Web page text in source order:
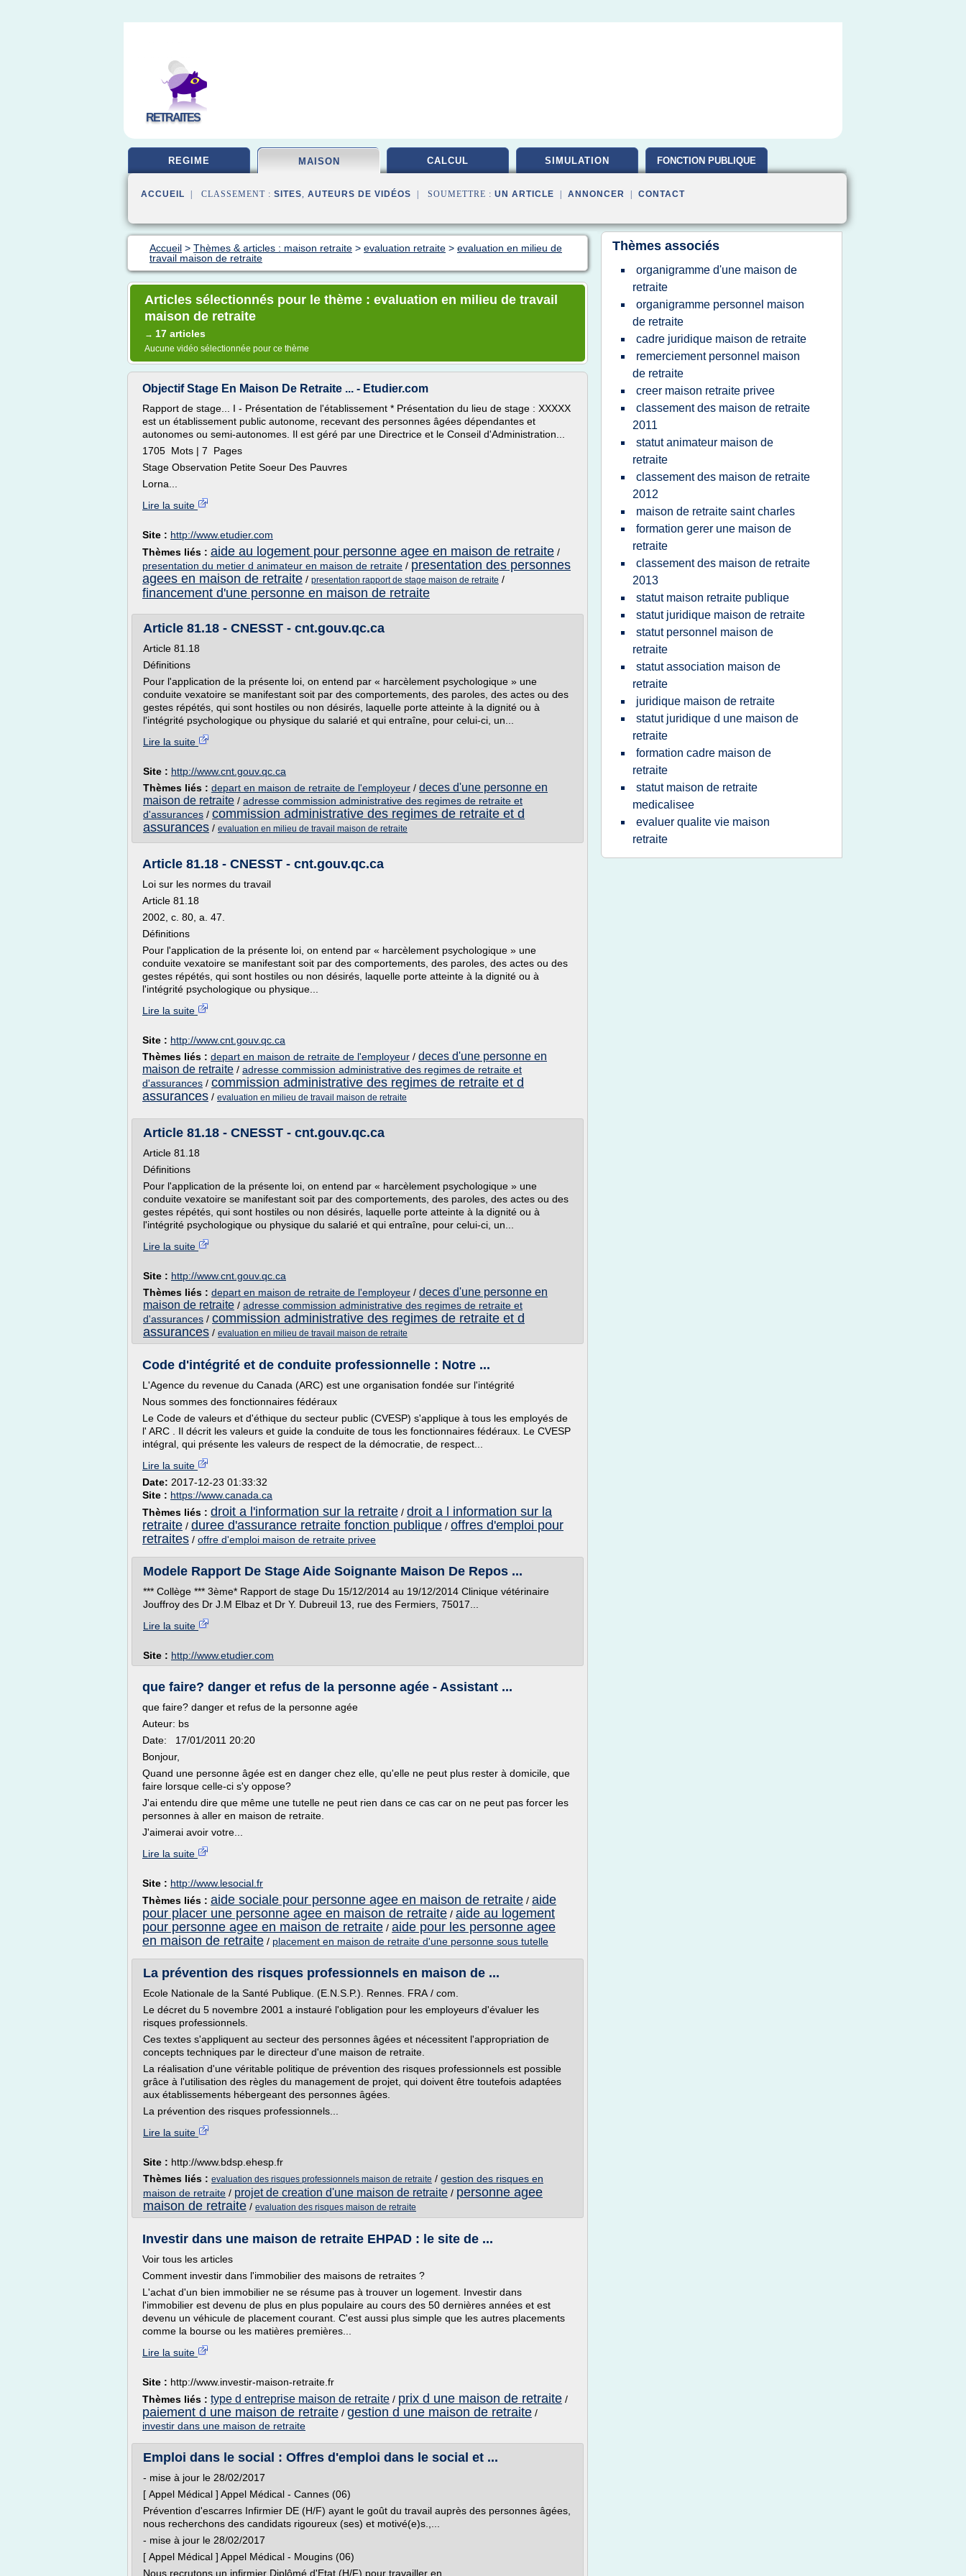
RETRAITES
REGIME MAISON CALCUL SIMULATION FONCTION PUBLIQUE
ACCUEIL | CLASSEMENT : SITES, AUTEURS DE VIDÉOS | SOUMETTRE : UN ARTICLE ANNONCER CONTACT
Accueil > Thèmes & articles : maison retraite > evaluation retraite > evaluation en milieu de
travail maison de retraite
Articles sélectionnés pour le thème : evaluation en milieu de travail
maison de retraite
→ 17 articles
Aucune vidéo sélectionnée pour ce thème
Objectif Stage En Maison De Retraite ... - Etudier.com
Rapport de stage... I - Présentation de l'établissement * Présentation du lieu de stage : XXXXX
est un établissement public autonome, recevant des personnes âgées dépendantes et
autonomes ou semi-autonomes. Il est géré par une Directrice et le Conseil d'Administration...
1705 Mots | 7 Pages
Stage Observation Petite Soeur Des Pauvres
Lorna...
Lire la suite
Site : http://www.etudier.com
Thèmes liés : aide au logement pour personne agee en maison de retraite /
presentation du metier d animateur en maison de retraite / presentation des personnes
agees en maison de retraite / presentation rapport de stage maison de retraite /
financement d'une personne en maison de retraite
Article 81.18 - CNESST - cnt.gouv.qc.ca
Article 81.18
Définitions
Pour l'application de la présente loi, on entend par « harcèlement psychologique » une
conduite vexatoire se manifestant soit par des comportements, des paroles, des actes ou des
gestes répétés, qui sont hostiles ou non désirés, laquelle porte atteinte à la dignité ou à
l'intégrité psychologique ou physique du salarié et qui entraîne, pour celui-ci, un...
Lire la suite
Site : http://www.cnt.gouv.qc.ca
Thèmes liés : depart en maison de retraite de l'employeur / deces d'une personne en
maison de retraite / adresse commission administrative des regimes de retraite et
d'assurances / commission administrative des regimes de retraite et d
assurances / evaluation en milieu de travail maison de retraite
Article 81.18 - CNESST - cnt.gouv.qc.ca
Loi sur les normes du travail
Article 81.18
2002, c. 80, a. 47.
Définitions
Pour l'application de la présente loi, on entend par « harcèlement psychologique » une
conduite vexatoire se manifestant soit par des comportements, des paroles, des actes ou des
gestes répétés, qui sont hostiles ou non désirés, laquelle porte atteinte à la dignité ou à
l'intégrité psychologique ou physique...
Lire la suite
Site : http://www.cnt.gouv.qc.ca
Thèmes liés : depart en maison de retraite de l'employeur / deces d'une personne en
maison de retraite / adresse commission administrative des regimes de retraite et
d'assurances / commission administrative des regimes de retraite et d
assurances / evaluation en milieu de travail maison de retraite
Article 81.18 - CNESST - cnt.gouv.qc.ca
Article 81.18
Définitions
Pour l'application de la présente loi, on entend par « harcèlement psychologique » une
conduite vexatoire se manifestant soit par des comportements, des paroles, des actes ou des
gestes répétés, qui sont hostiles ou non désirés, laquelle porte atteinte à la dignité ou à
l'intégrité psychologique ou physique du salarié et qui entraîne, pour celui-ci, un...
Lire la suite
Site : http://www.cnt.gouv.qc.ca
Thèmes liés : depart en maison de retraite de l'employeur / deces d'une personne en
maison de retraite / adresse commission administrative des regimes de retraite et
d'assurances / commission administrative des regimes de retraite et d
assurances / evaluation en milieu de travail maison de retraite
Code d'intégrité et de conduite professionnelle : Notre ...
L'Agence du revenue du Canada (ARC) est une organisation fondée sur l'intégrité
Nous sommes des fonctionnaires fédéraux
Le Code de valeurs et d'éthique du secteur public (CVESP) s'applique à tous les employés de
l' ARC . Il décrit les valeurs et guide la conduite de tous les fonctionnaires fédéraux. Le CVESP
intégral, qui présente les valeurs de respect de la démocratie, de respect...
Lire la suite
Date: 2017-12-23 01:33:32
Site : https://www.canada.ca
Thèmes liés : droit a l'information sur la retraite / droit a l information sur la
retraite / duree d'assurance retraite fonction publique / offres d'emploi pour
retraites / offre d'emploi maison de retraite privee
Modele Rapport De Stage Aide Soignante Maison De Repos ...
*** Collège *** 3ème* Rapport de stage Du 15/12/2014 au 19/12/2014 Clinique vétérinaire
Jouffroy des Dr J.M Elbaz et Dr Y. Dubreuil 13, rue des Fermiers, 75017...
Lire la suite
Site : http://www.etudier.com
que faire? danger et refus de la personne agée - Assistant ...
que faire? danger et refus de la personne agée
Auteur: bs
Date: 17/01/2011 20:20
Bonjour,
Quand une personne âgée est en danger chez elle, qu'elle ne peut plus rester à domicile, que
faire lorsque celle-ci s'y oppose?
J'ai entendu dire que même une tutelle ne peut rien dans ce cas car on ne peut pas forcer les
personnes à aller en maison de retraite.
J'aimerai avoir votre...
Lire la suite
Site : http://www.lesocial.fr
Thèmes liés : aide sociale pour personne agee en maison de retraite / aide
pour placer une personne agee en maison de retraite / aide au logement
pour personne agee en maison de retraite / aide pour les personne agee
en maison de retraite / placement en maison de retraite d'une personne sous tutelle
La prévention des risques professionnels en maison de ...
Ecole Nationale de la Santé Publique. (E.N.S.P.). Rennes. FRA / com.
Le décret du 5 novembre 2001 a instauré l'obligation pour les employeurs d'évaluer les
risques professionnels.
Ces textes s'appliquent au secteur des personnes âgées et nécessitent l'appropriation de
concepts techniques par le directeur d'une maison de retraite.
La réalisation d'une véritable politique de prévention des risques professionnels est possible
grâce à l'utilisation des règles du management de projet, qui doivent être toutefois adaptées
aux établissements hébergeant des personnes âgées.
La prévention des risques professionnels...
Lire la suite
Site : http://www.bdsp.ehesp.fr
Thèmes liés : evaluation des risques professionnels maison de retraite / gestion des risques en
maison de retraite / projet de creation d'une maison de retraite / personne agee
maison de retraite / evaluation des risques maison de retraite
Investir dans une maison de retraite EHPAD : le site de ...
Voir tous les articles
Comment investir dans l'immobilier des maisons de retraites ?
L'achat d'un bien immobilier ne se résume pas à trouver un logement. Investir dans
l'immobilier est devenu de plus en plus populaire au cours des 50 dernières années et est
devenu un véhicule de placement courant. C'est aussi plus simple que les autres placements
comme la bourse ou les matières premières...
Lire la suite
Site : http://www.investir-maison-retraite.fr
Thèmes liés : type d entreprise maison de retraite / prix d une maison de retraite /
paiement d une maison de retraite / gestion d une maison de retraite /
investir dans une maison de retraite
Emploi dans le social : Offres d'emploi dans le social et ...
- mise à jour le 28/02/2017
[ Appel Médical ] Appel Médical - Cannes (06)
Prévention d'escarres Infirmier DE (H/F) ayant le goût du travail auprès des personnes âgées,
nous recherchons des candidats rigoureux (ses) et motivé(e)s.,...
- mise à jour le 28/02/2017
[ Appel Médical ] Appel Médical - Mougins (06)
Nous recrutons un infirmier Diplômé d'Etat (H/F) pour travailler en...
Thèmes associés
organigramme d'une maison de
retraite
organigramme personnel maison
de retraite
cadre juridique maison de retraite
remerciement personnel maison
de retraite
creer maison retraite privee
classement des maison de retraite
2011
statut animateur maison de
retraite
classement des maison de retraite
2012
maison de retraite saint charles
formation gerer une maison de
retraite
classement des maison de retraite
2013
statut maison retraite publique
statut juridique maison de retraite
statut personnel maison de
retraite
statut association maison de
retraite
juridique maison de retraite
statut juridique d une maison de
retraite
formation cadre maison de
retraite
statut maison de retraite
medicalisee
evaluer qualite vie maison
retraite